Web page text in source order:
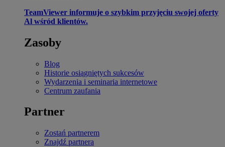
TeamViewer informuje o szybkim przyjęciu swojej oferty
Al wśród klientów.
Zasoby
Blog
Historie osiągniętych sukcesów
Wydarzenia i seminaria internetowe
Centrum zaufania
Partner
Zostań partnerem
Znajdź partnera